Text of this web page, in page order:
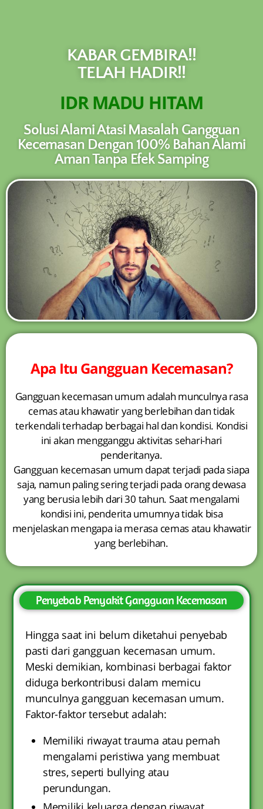
KABAR GEMBIRA!!
TELAH HADIR!!
IDR MADU HITAM
Solusi Alami Atasi Masalah Gangguan
Kecemasan Dengan 100% Bahan Alami
Aman Tanpa Efek Samping
Apa Itu Gangguan Kecemasan?
Gangguan kecemasan umum adalah munculnya rasa
cemas atau khawatir yang berlebihan dan tidak
terkendali terhadap berbagai hal dan kondisi. Kondisi
ini akan mengganggu aktivitas sehari-hari
penderitanya.
Gangguan kecemasan umum dapat terjadi pada siapa
saja, namun paling sering terjadi pada orang dewasa
yang berusia lebih dari 30 tahun. Saat mengalami
kondisi ini, penderita umumnya tidak bisa
menjelaskan mengapa ia merasa cemas atau khawatir
yang berlebihan.
Penyebab Penyakit Gangguan Kecemasan
Hingga saat ini belum diketahui penyebab
pasti dari gangguan kecemasan umum.
Meski demikian, kombinasi berbagai faktor
diduga berkontribusi dalam memicu
munculnya gangguan kecemasan umum.
Faktor-faktor tersebut adalah:
Memiliki riwayat trauma atau pernah
mengalami peristiwa yang membuat
stres, seperti bullying atau
perundungan.
TRANSFER SETELAH SAMPAI KE
REKENING KAMI)